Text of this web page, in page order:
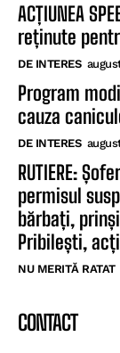
ACȚIUNEA
reținute
DE INTERES
Program
cauza
DE INTERES
RUTIERE:
permisul
bărbați,
Pribilești,
NU MERITĂ RATAT
CONTACT